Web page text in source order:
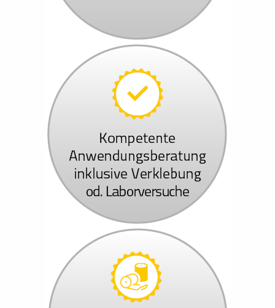
TYPO3 Frontend Session Cookie
Cookie Laufzeit:
Wird entfernt, wenn der Browser geschlossen wird
PERFORMANCE COOKIES
Statistik Cookies erfassen Informationen anonym.
verstehen, wie unsere Besucher unsere Website
Google Analytics
_ga,_gat,_gid
Google LLC
Zweck:
Cookie von Google für Website-Analysen. Erzeugt
die Website nutzt.